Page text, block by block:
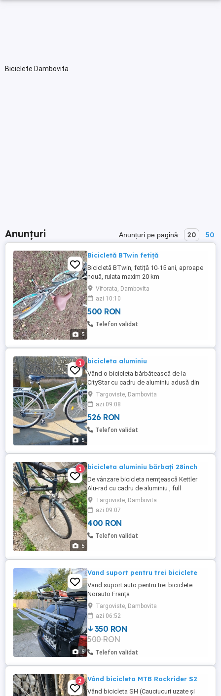
Biciclete Dambovita
Anunțuri Anunțuri pe pagină: 20 50
5
Bicicletă BTwin fetiță
Bicicletă BTwin, fetiță 10-15 ani, aproape
nouă, rulata maxim 20 km
Viforata, Dambovita
azi 10:10
500 RON
Telefon validat
5
1 bicicleta aluminiu
Vând o bicicleta bărbătească de la
CityStar cu cadru de aluminiu adusă din
Germania și care este în perfectă stare de
folosință...are 7 viteze în butucul roții șa
ergonomică și este pregătită de drum!
Targoviste, Dambovita
azi 09:08
526 RON
Telefon validat
5
1 bicicleta aluminiu bărbați 28inch
De vânzare bicicleta nemțească Kettler
Alu-rad cu cadru de aluminiu , full
suspension, şa SelleRoyal ,7 viteze în
butucul roții, suspensie spate reglabilă în
funcție de greutatea utilizatorului, far-
dinam,frâne, totul funcțional . mesaje pe
WhatsApp sau aici pe sait !
Targoviste, Dambovita
azi 09:07
400 RON
Telefon validat
5
Vand suport pentru trei biciclete
Vand suport auto pentru trei biciclete
Norauto Franța
Targoviste, Dambovita
azi 06:52
350 RON
500 RON
Telefon validat
2 Vând bicicleta MTB Rockrider S2
Vând bicicleta SH (Cauciucuri uzate și